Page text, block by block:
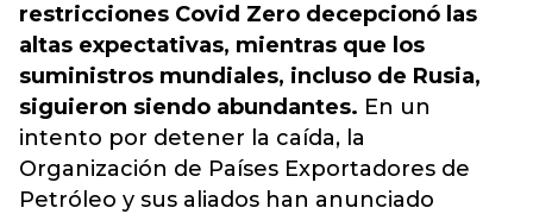
restricciones Covid Zero decepcionó las
altas expectativas, mientras que los
suministros mundiales, incluso de Rusia,
siguieron siendo abundantes. En un
intento por detener la caída, la
Organización de Países Exportadores de
Petróleo y sus aliados han anunciado